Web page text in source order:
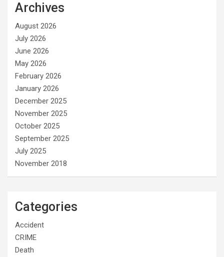
Archives
August 2026
July 2026
June 2026
May 2026
February 2026
January 2026
December 2025
November 2025
October 2025
September 2025
July 2025
November 2018
Categories
Accident
CRIME
Death